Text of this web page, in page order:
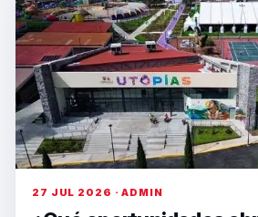
27 JUL 2026 · ADMIN